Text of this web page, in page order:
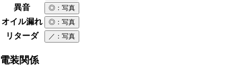
異音 ◎ ：写真
オイル漏れ ◎ ：写真
リターダ ／ ：写真
電装関係